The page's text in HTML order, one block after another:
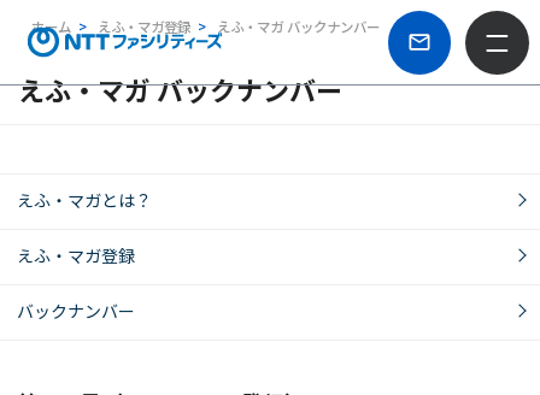
ホーム えふ・マガ登録 えふ・マガ バックナンバー
えふ・マガ バックナンバー
えふ・マガとは？
えふ・マガ登録
バックナンバー